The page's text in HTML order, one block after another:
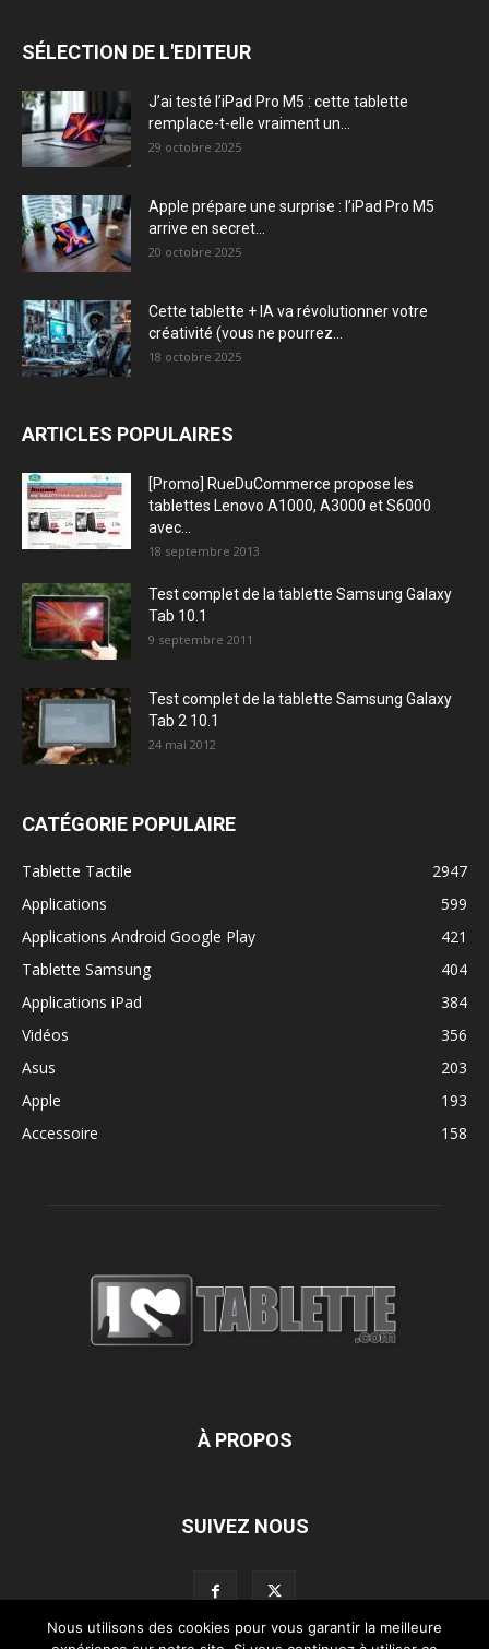
SÉLECTION DE L'EDITEUR
J’ai testé l’iPad Pro M5 : cette tablette
remplace-t-elle vraiment un...
29 octobre 2025
Apple prépare une surprise : l’iPad Pro M5
arrive en secret...
20 octobre 2025
Cette tablette + IA va révolutionner votre
créativité (vous ne pourrez...
18 octobre 2025
ARTICLES POPULAIRES
[Promo] RueDuCommerce propose les
tablettes Lenovo A1000, A3000 et S6000
avec...
18 septembre 2013
Test complet de la tablette Samsung Galaxy
Tab 10.1
9 septembre 2011
Test complet de la tablette Samsung Galaxy
Tab 2 10.1
24 mai 2012
CATÉGORIE POPULAIRE
Tablette Tactile
2947
Applications
599
Applications Android Google Play
421
Tablette Samsung
404
Applications iPad
384
Vidéos
356
Asus
203
Apple
193
Accessoire
158
À PROPOS
SUIVEZ NOUS
Nous utilisons des cookies pour vous garantir la meilleure